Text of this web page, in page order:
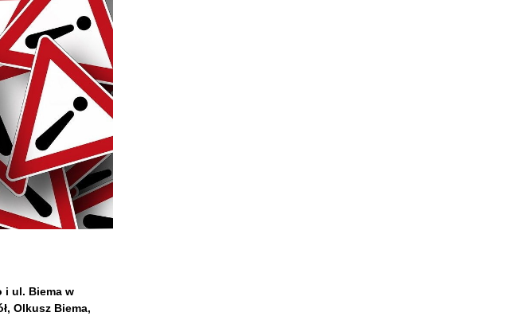
i ul. Biema w
Olkusz Biema,